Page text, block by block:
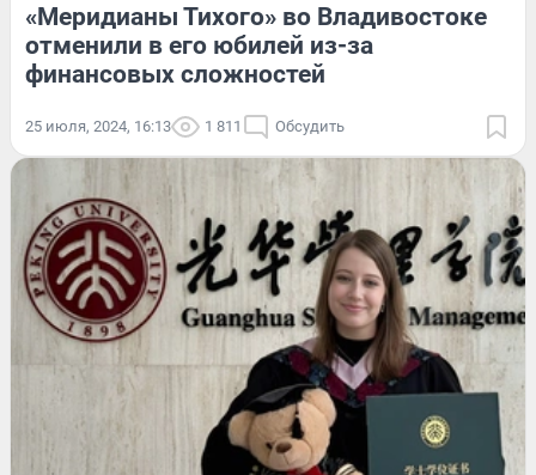
«Меридианы Тихого» во Владивостоке
отменили в его юбилей из-за
финансовых сложностей
25 июля, 2024, 16:13 1 811 Обсудить